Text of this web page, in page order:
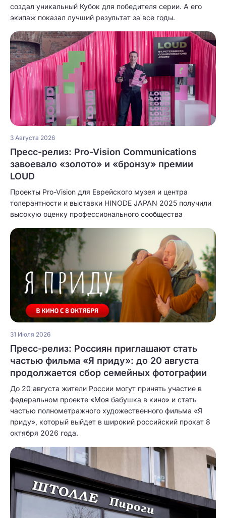
создал уникальный Кубок для победителя серии. А его
экипаж показал лучший результат за все годы.
3 Августа 2026
Пресс-релиз: Pro-Vision Communications
завоевало «золото» и «бронзу» премии
LOUD
Проекты Pro-Vision для Еврейского музея и центра
толерантности и выставки HINODE JAPAN 2025 получили
высокую оценку профессионального сообщества
31 Июля 2026
Пресс-релиз: Россиян приглашают стать
частью фильма «Я приду»: до 20 августа
продолжается сбор семейных фотографии
До 20 августа жители России могут принять участие в
федеральном проекте «Моя бабушка в кино» и стать
частью полнометражного художественного фильма «Я
приду», который выйдет в широкий российский прокат 8
октября 2026 года.